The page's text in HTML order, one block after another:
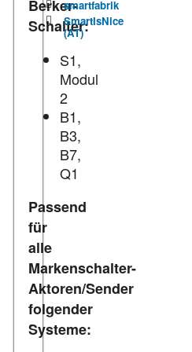
Berker-
Schalter:
S1,
Modul
2
B1,
B3,
B7,
Q1
Passend
für
alle
Markenschalter-
Aktoren/Sender
folgender
Systeme:
smartfabrik
SmartIsNice
(AT)